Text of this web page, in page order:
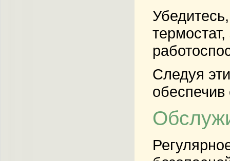
Следуя
обеспечив